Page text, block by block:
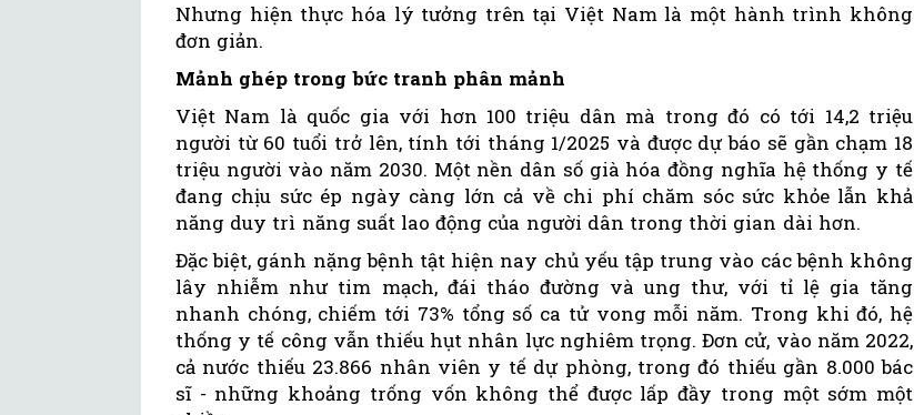
Nhưng hiện thực hóa lý tưởng trên tại Việt Nam là một hành trình không
đơn giản.
Mảnh ghép trong bức tranh phân mảnh
Việt Nam là quốc gia với hơn 100 triệu dân mà trong đó có tới 14,2 triệu
người từ 60 tuổi trở lên, tính tới tháng 1/2025 và được dự báo sẽ gần chạm 18
triệu người vào năm 2030. Một nền dân số già hóa đồng nghĩa hệ thống y tế
đang chịu sức ép ngày càng lớn cả về chi phí chăm sóc sức khỏe lẫn khả
năng duy trì năng suất lao động của người dân trong thời gian dài hơn.
Đặc biệt, gánh nặng bệnh tật hiện nay chủ yếu tập trung vào các bệnh không
lây nhiễm như tim mạch, đái tháo đường và ung thư, với tỉ lệ gia tăng
nhanh chóng, chiếm tới 73% tổng số ca tử vong mỗi năm. Trong khi đó, hệ
thống y tế công vẫn thiếu hụt nhân lực nghiêm trọng. Đơn cử, vào năm 2022,
cả nước thiếu 23.866 nhân viên y tế dự phòng, trong đó thiếu gần 8.000 bác
sĩ - những khoảng trống vốn không thể được lấp đầy trong một sớm một